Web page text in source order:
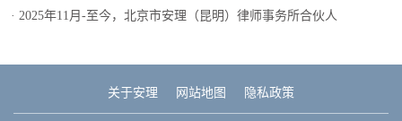
· 2025年11月-至今，北京市安理（昆明）律师事务所合伙人
关于安理 网站地图 隐私政策